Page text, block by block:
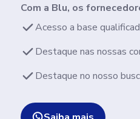
Com a Blu, os
Acesso a base
Destaque nas nossas
Destaque no nosso